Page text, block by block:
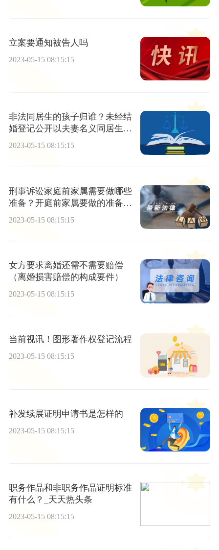
立案要通知被告人吗
2023-05-15 08:15:15
非法同居生的孩子归谁？未经结
婚登记公开以夫妻名义同居生活
是非法同居关系吗？
2023-05-15 08:15:15
刑事诉讼家庭前家属需要做哪些
准备？开庭前家属要做的准备有
2023-05-15 08:15:15
女方要求离婚还需不需要赔偿
（离婚损害赔偿的构成要件）
2023-05-15 08:15:15
当前视讯！图形著作权登记流程
2023-05-15 08:15:15
补发续展证明申请书是怎样的
2023-05-15 08:15:15
职务作品和非职务作品证明标准
有什么？_天天热头条
2023-05-15 08:15:15